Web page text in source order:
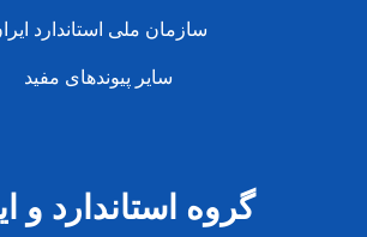
سازمان ملی استاندارد ایران
سایر پیوندهای مفید
گروه استاندارد و ایمنی